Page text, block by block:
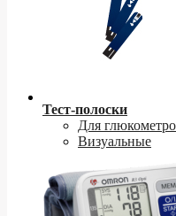
Тест-полоски
Для
Визуальные